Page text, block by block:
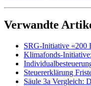
Verwandte
SRG-Initiative «200
Klimafonds-
Steuererklärung
Säule 3a Vergleich: